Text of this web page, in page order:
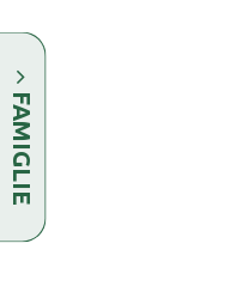
FAMIGLIE